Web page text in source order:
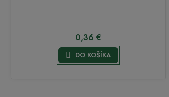
0,36 €

DO KOŠÍKA